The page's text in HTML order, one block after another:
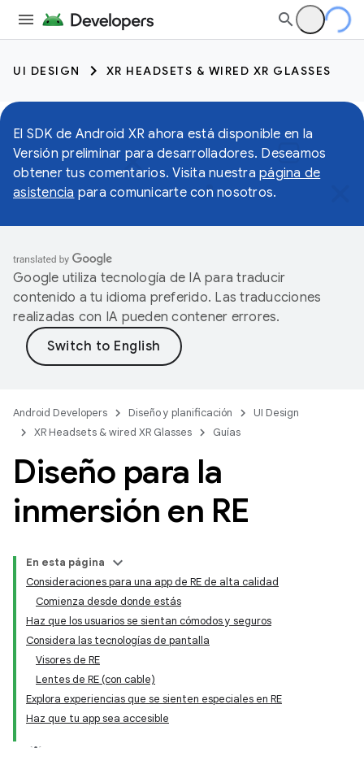
UI DESIGN XR HEADSETS & WIRED XR GLASSES
El SDK de Android XR ahora está disponible en la
Versión preliminar para desarrolladores. Deseamos
obtener tus comentarios. Visita nuestra página de
asistencia para comunicarte con nosotros.
Google utiliza tecnología de IA para traducir
contenido a tu idioma preferido. Las traducciones
realizadas con IA pueden contener errores.
Android Developers Diseño y planificación
UI Design
XR Headsets & wired XR Glasses
Guías
Diseño para la
inmersión en RE
En esta página
Consideraciones para una app de RE de alta calidad
Comienza desde donde estás
Haz que los usuarios se sientan cómodos y seguros
Considera las tecnologías de pantalla
Visores de RE
Lentes de RE (con cable)
Explora experiencias que se sienten especiales en RE
Haz que tu app sea accesible